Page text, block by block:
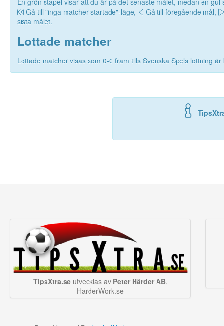
En grön stapel visar att du är på det senaste målet, medan en
Gå till "inga matcher startade"-läge,
Gå till föregående mål,
sista målet.
Lottade matcher
Lottade matcher visas som 0-0 fram tills Svenska Spels lottning
TipsXtra.seutvecklas av Peter Härder AB,
HarderWork.se